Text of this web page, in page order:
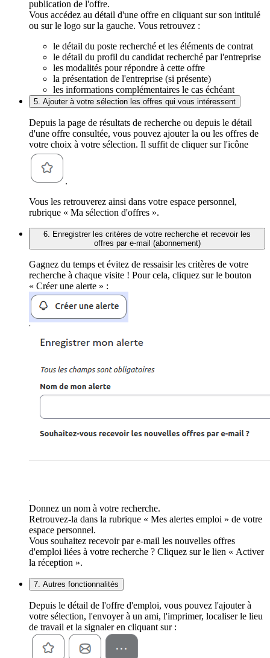
publication de l'offre.
Vous accédez au détail d'une offre en cliquant sur son intitulé
ou sur le logo sur la gauche. Vous retrouvez :
le détail du poste recherché et les éléments de contrat
le détail du profil du candidat recherché par l'entreprise
les modalités pour répondre à cette offre
la présentation de l'entreprise (si présente)
les informations complémentaires le cas échéant
5. Ajouter à votre sélection les offres qui vous intéressent
Depuis la page de résultats de recherche ou depuis le détail
d'une offre consultée, vous pouvez ajouter la ou les offres de
votre choix à votre sélection. Il suffit de cliquer sur l'icône
.
Vous les retrouverez ainsi dans votre espace personnel,
rubrique « Ma sélection d'offres ».
6. Enregistrer les critères de votre recherche et recevoir les
offres par e-mail (abonnement)
Gagnez du temps et évitez de ressaisir les critères de votre
recherche à chaque visite ! Pour cela, cliquez sur le bouton
« Créer une alerte » :
Donnez un nom à votre recherche.
Retrouvez-la dans la rubrique « Mes alertes emploi » de votre
espace personnel.
Vous souhaitez recevoir par e-mail les nouvelles offres
d'emploi liées à votre recherche ? Cliquez sur le lien « Activer
la réception ».
7. Autres fonctionnalités
Depuis le détail de l'offre d'emploi, vous pouvez l'ajouter à
votre sélection, l'envoyer à un ami, l'imprimer, localiser le lieu
de travail et la signaler en cliquant sur :